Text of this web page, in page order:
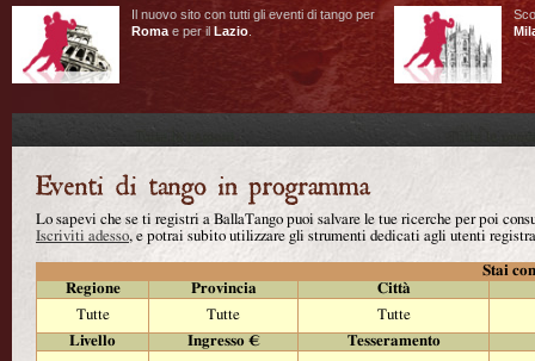
Il nuovo sito con tutti gli eventi di tango per
Roma e per il Lazio
Lo sapevi che se ti registri a BallaTango puoi salvare le tue ricerche per poi
Iscriviti adesso, e potrai subito utilizzare gli strumenti dedicati agli utenti
Stai
Regione
Provincia
Città
Tutte
Tutte
Tutte
Livello
Ingresso €
Tesseramento